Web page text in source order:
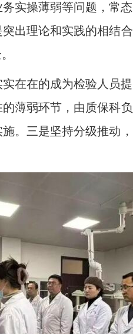
实操薄弱等问题，常
出理论和实践的相结
在在的成为检验人员
薄弱环节，由质保科
。三是坚持分级推动